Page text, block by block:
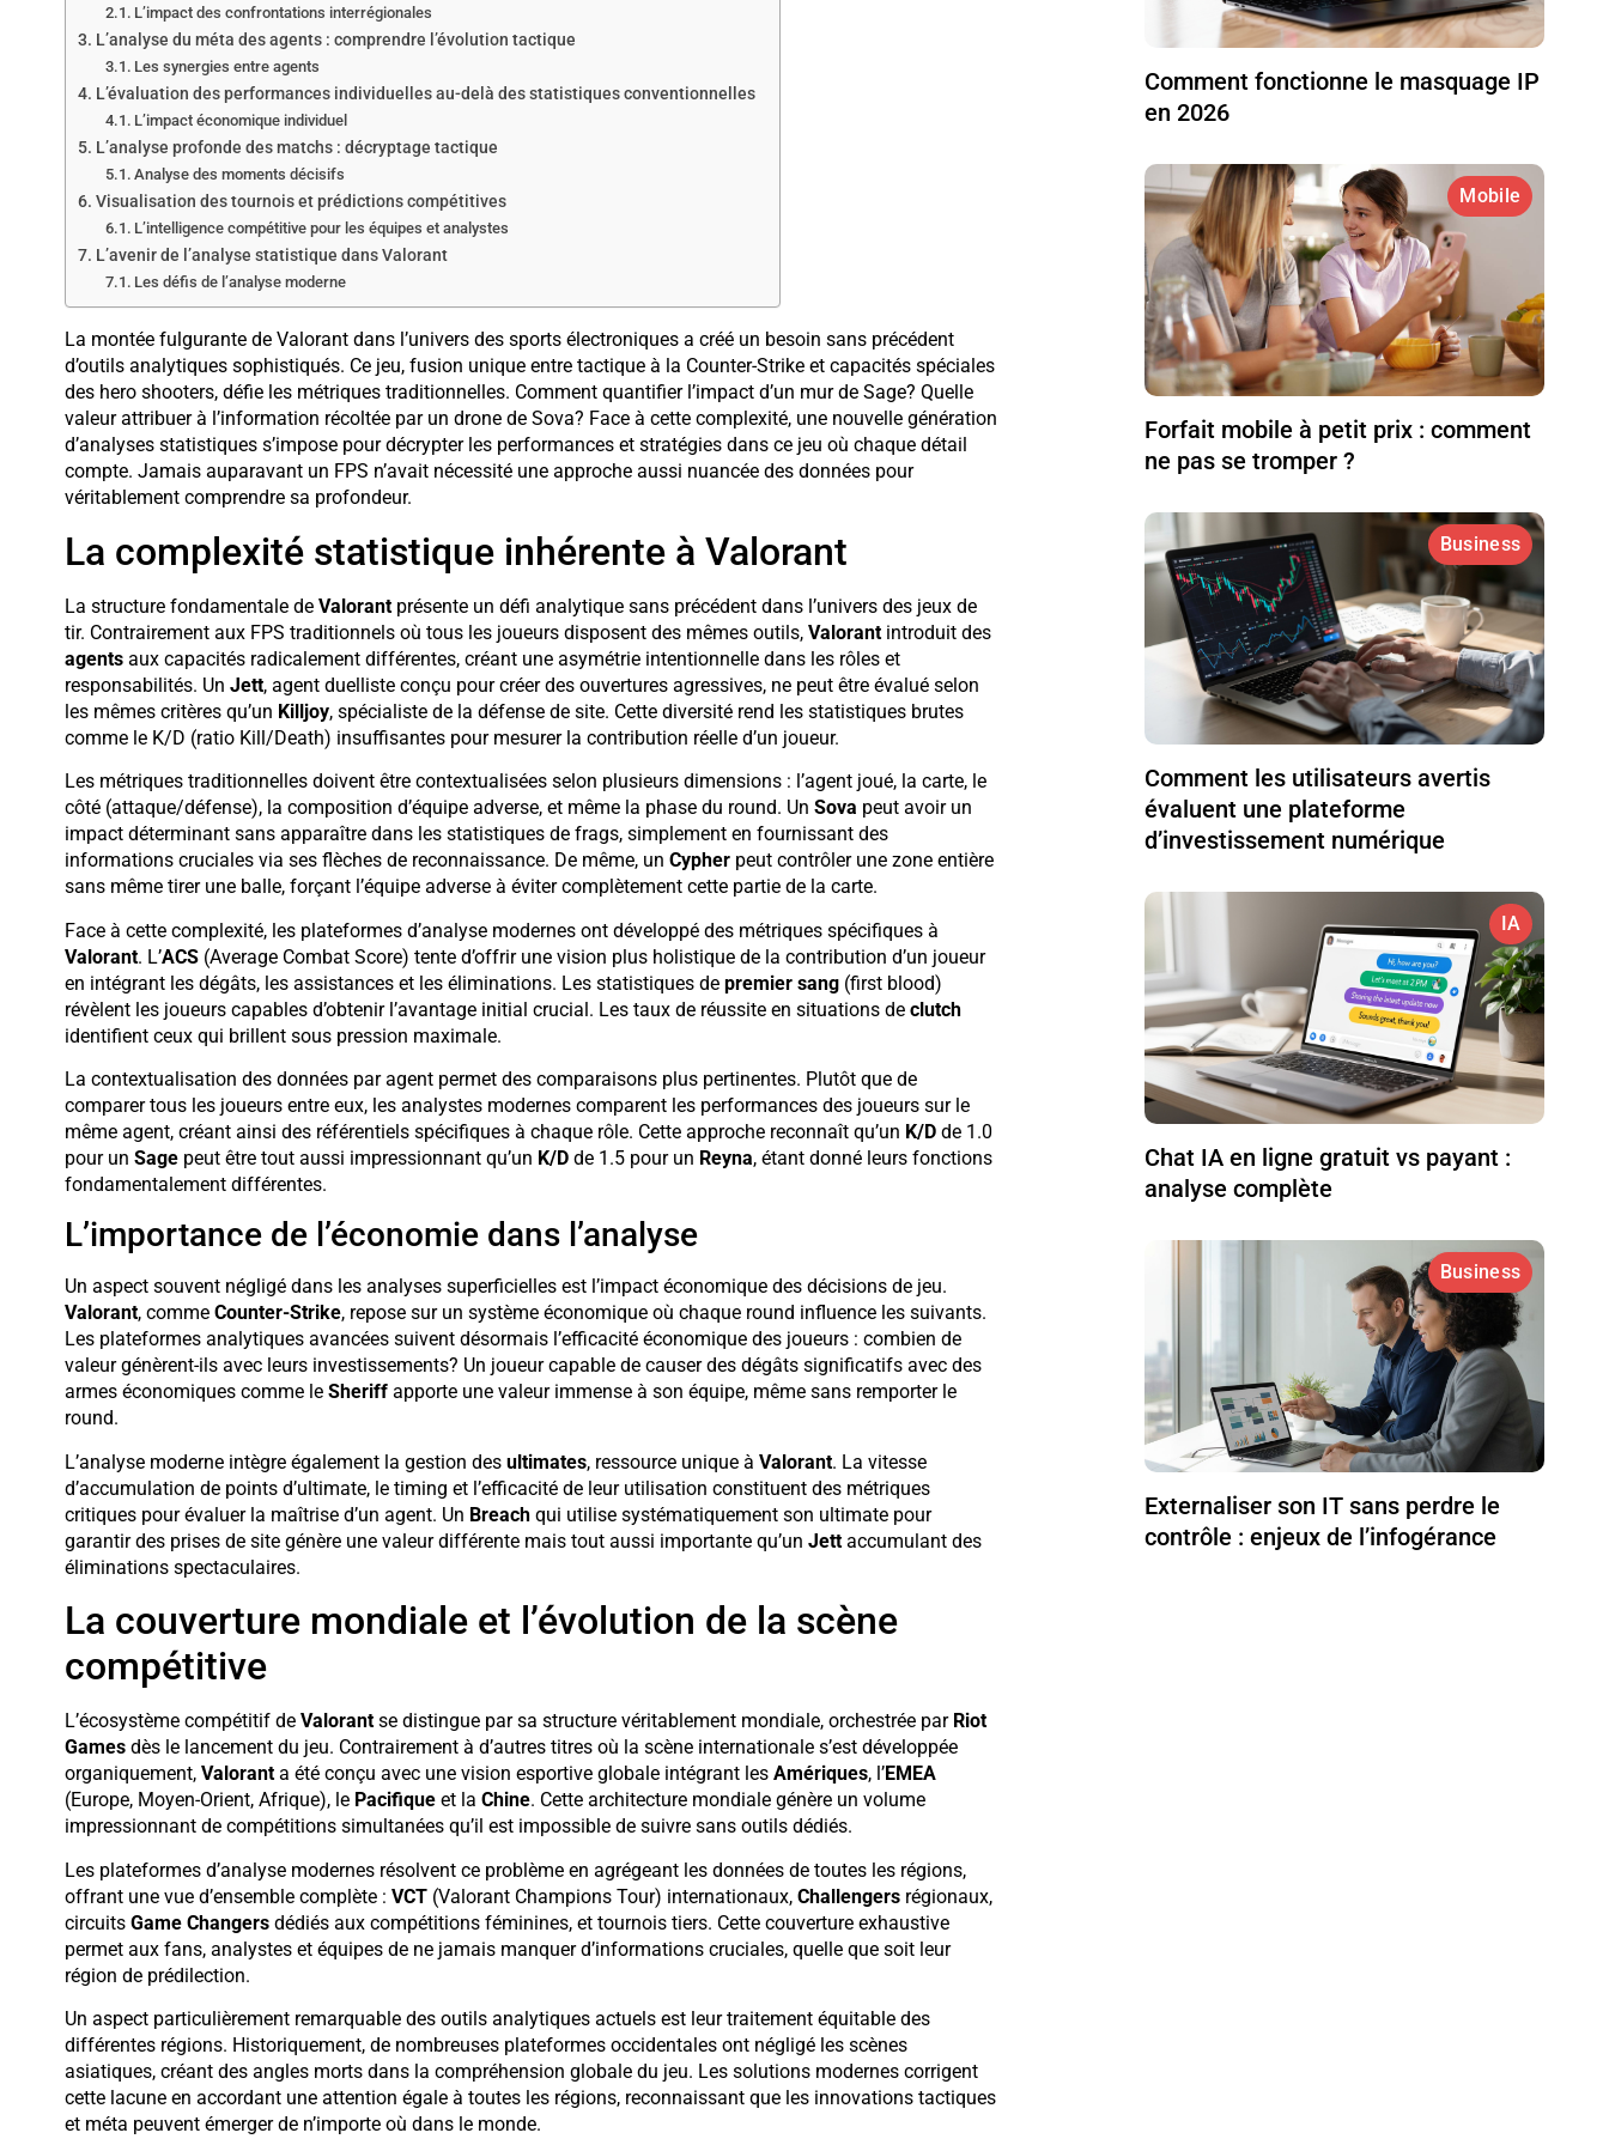
L’impact des confrontations interrégionales
L’analyse du méta des agents : comprendre l’évolution tactique
Les synergies entre agents
L’évaluation des performances individuelles au-delà des statistiques conventionnelles
L’impact économique individuel
L’analyse profonde des matchs : décryptage tactique
Analyse des moments décisifs
Visualisation des tournois et prédictions compétitives
L’intelligence compétitive pour les équipes et analystes
L’avenir de l’analyse statistique dans Valorant
Les défis de l’analyse moderne
La montée fulgurante de Valorant dans l’univers des sports électroniques a créé un besoin sans précédent
d’outils analytiques sophistiqués. Ce jeu, fusion unique entre tactique à la Counter-Strike et capacités spéciales
des hero shooters, défie les métriques traditionnelles. Comment quantifier l’impact d’un mur de Sage? Quelle
valeur attribuer à l’information récoltée par un drone de Sova? Face à cette complexité, une nouvelle génération
d’analyses statistiques s’impose pour décrypter les performances et stratégies dans ce jeu où chaque détail
compte. Jamais auparavant un FPS n’avait nécessité une approche aussi nuancée des données pour
véritablement comprendre sa profondeur.
La complexité statistique inhérente à Valorant
La structure fondamentale de Valorantprésente un défi analytique sans précédent dans l’univers des jeux de
tir. Contrairement aux FPS traditionnels où tous les joueurs disposent des mêmes outils, Valorantintroduit des
agentsaux capacités radicalement différentes, créant une asymétrie intentionnelle dans les rôles et
responsabilités. Un Jett, agent duelliste conçu pour créer des ouvertures agressives, ne peut être évalué selon
les mêmes critères qu’un Killjoy, spécialiste de la défense de site. Cette diversité rend les statistiques brutes
comme le K/D (ratio Kill/Death) insuffisantes pour mesurer la contribution réelle d’un joueur.
Les métriques traditionnelles doivent être contextualisées selon plusieurs dimensions : l’agent joué, la carte, le
côté (attaque/défense), la composition d’équipe adverse, et même la phase du round. Un Sova peut avoir un
impact déterminant sans apparaître dans les statistiques de frags, simplement en fournissant des
informations cruciales via ses flèches de reconnaissance. De même, un Cypherpeut contrôler une zone entière
sans même tirer une balle, forçant l’équipe adverse à éviter complètement cette partie de la carte.
Face à cette complexité, les plateformes d’analyse modernes ont développé des métriques spécifiques à
Valorant. L’ACS(Average Combat Score) tente d’offrir une vision plus holistique de la contribution d’un joueur
en intégrant les dégâts, les assistances et les éliminations. Les statistiques de premier sang(first blood)
révèlent les joueurs capables d’obtenir l’avantage initial crucial. Les taux de réussite en situations de clutch
identifient ceux qui brillent sous pression maximale.
La contextualisation des données par agent permet des comparaisons plus pertinentes. Plutôt que de
comparer tous les joueurs entre eux, les analystes modernes comparent les performances des joueurs sur le
même agent, créant ainsi des référentiels spécifiques à chaque rôle. Cette approche reconnaît qu’un K/Dde 1.0
pour un Sagepeut être tout aussi impressionnant qu’un K/Dde 1.5 pour un Reyna, étant donné leurs fonctions
fondamentalement différentes.
L’importance de l’économie dans l’analyse
Un aspect souvent négligé dans les analyses superficielles est l’impact économique des décisions de jeu.
Valorant, comme Counter-Strike, repose sur un système économique où chaque round influence les suivants.
Les plateformes analytiques avancées suivent désormais l’efficacité économique des joueurs : combien de
valeur génèrent-ils avec leurs investissements? Un joueur capable de causer des dégâts significatifs avec des
armes économiques comme le Sheriffapporte une valeur immense à son équipe, même sans remporter le
round.
L’analyse moderne intègre également la gestion des ultimates, ressource unique à Valorant. La vitesse
d’accumulation de points d’ultimate, le timing et l’efficacité de leur utilisation constituent des métriques
critiques pour évaluer la maîtrise d’un agent. Un Breachqui utilise systématiquement son ultimate pour
garantir des prises de site génère une valeur différente mais tout aussi importante qu’un Jettaccumulant des
éliminations spectaculaires.
La couverture mondiale et l’évolution de la scène
compétitive
L’écosystème compétitif de Valorantse distingue par sa structure véritablement mondiale, orchestrée par Riot
Gamesdès le lancement du jeu. Contrairement à d’autres titres où la scène internationale s’est développée
organiquement, Valoranta été conçu avec une vision esportive globale intégrant les Amériques, l’EMEA
(Europe, Moyen-Orient, Afrique), le Pacifiqueet la Chine. Cette architecture mondiale génère un volume
impressionnant de compétitions simultanées qu’il est impossible de suivre sans outils dédiés.
Les plateformes d’analyse modernes résolvent ce problème en agrégeant les données de toutes les régions,
offrant une vue d’ensemble complète : VCT(Valorant Champions Tour) internationaux, Challengersrégionaux,
circuits Game Changersdédiés aux compétitions féminines, et tournois tiers. Cette couverture exhaustive
permet aux fans, analystes et équipes de ne jamais manquer d’informations cruciales, quelle que soit leur
région de prédilection.
Un aspect particulièrement remarquable des outils analytiques actuels est leur traitement équitable des
différentes régions. Historiquement, de nombreuses plateformes occidentales ont négligé les scènes
asiatiques, créant des angles morts dans la compréhension globale du jeu. Les solutions modernes corrigent
cette lacune en accordant une attention égale à toutes les régions, reconnaissant que les innovations tactiques
et méta peuvent émerger de n’importe où dans le monde.
Comment fonctionne le masquage IP
en 2026
Mobile
Forfait mobile à petit prix : comment
ne pas se tromper ?
Business
Comment les utilisateurs avertis
évaluent une plateforme
d’investissement numérique
IA
Chat IA en ligne gratuit vs payant :
analyse complète
Business
Externaliser son IT sans perdre le
contrôle : enjeux de l’infogérance